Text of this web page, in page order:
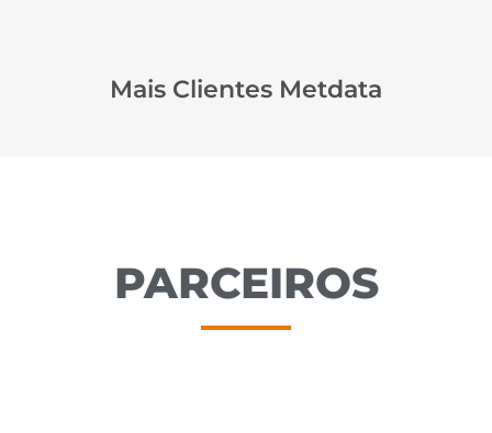
Mais Clientes Metdata
PARCEIROS